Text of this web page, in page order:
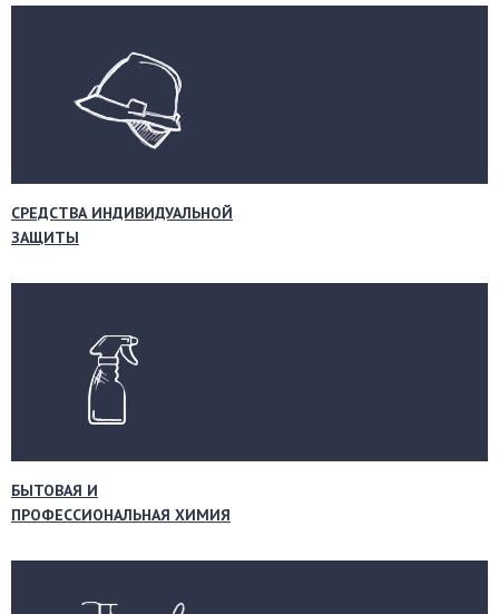
СРЕДСТВА ИНДИВИДУАЛЬНОЙ
ЗАЩИТЫ
БЫТОВАЯ И
ПРОФЕССИОНАЛЬНАЯ ХИМИЯ